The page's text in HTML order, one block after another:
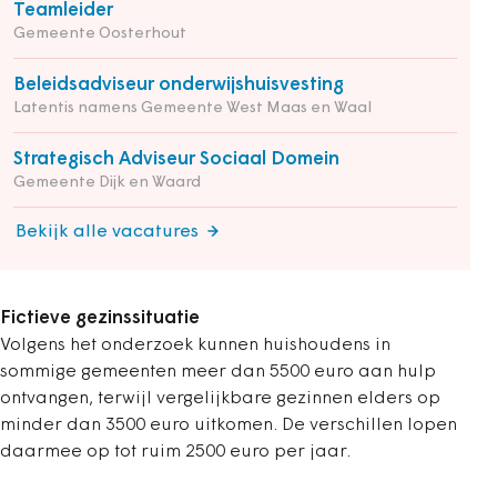
Teamleider
Gemeente Oosterhout
Beleidsadviseur onderwijshuisvesting
Latentis namens Gemeente West Maas en Waal
Strategisch Adviseur Sociaal Domein
Gemeente Dijk en Waard
Bekijk alle vacatures
Fictieve gezinssituatie
Volgens het onderzoek kunnen huishoudens in
sommige gemeenten meer dan 5500 euro aan hulp
ontvangen, terwijl vergelijkbare gezinnen elders op
minder dan 3500 euro uitkomen. De verschillen lopen
daarmee op tot ruim 2500 euro per jaar.